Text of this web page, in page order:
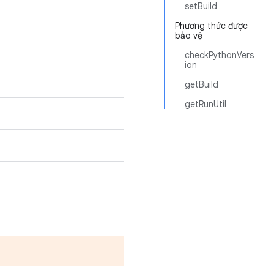
setBuild
Phương thức được
bảo vệ
checkPythonVers
ion
getBuild
getRunUtil